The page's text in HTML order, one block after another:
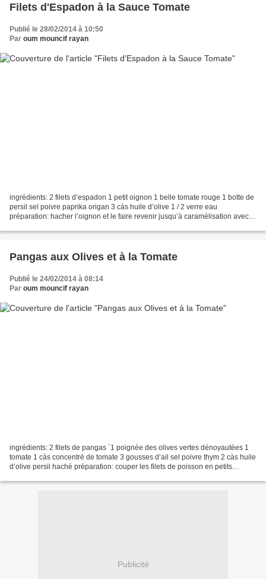
Filets d'Espadon à la Sauce Tomate
Publié le 28/02/2014 à 10:50
Par oum mouncif rayan
ingrédients: 2 filets d’espadon 1 petit oignon 1 belle tomate rouge 1 botte de
persil sel poivre paprika origan 3 càs huile d’olive 1 / 2 verre eau
préparation: hacher l’oignon et le faire revenir jusqu’à caramélisation avec
Pangas aux Olives et à la Tomate
Publié le 24/02/2014 à 08:14
Par oum mouncif rayan
ingrédients: 2 filets de pangas ´1 poignée des olives vertes dénoyautées 1
tomate 1 càs concentré de tomate 3 gousses d’ail sel poivre thym 2 càs huile
d’olive persil haché préparation: couper les filets de poisson en petits
Publicité